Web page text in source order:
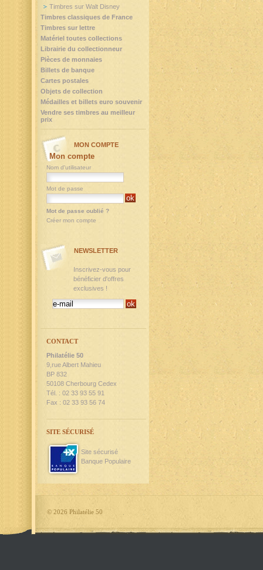
Timbres sur Walt Disney
Timbres classiques de France
Timbres sur lettre
Matériel toutes collections
Librairie du collectionneur
Pièces de monnaies
Billets de banque
Cartes postales
Objets de collection
Médailles et billets euro souvenir
Vendre ses timbres au meilleur
prix
MON COMPTE
Mon compte
Nom d'utilisateur
Mot de passe
Mot de passe oublié ?
Créer mon compte
NEWSLETTER
Inscrivez-vous pour
bénéficier d'offres
exclusives !
CONTACT
Philatélie 50
9,rue Albert Mahieu
BP 832
50108 Cherbourg Cedex
Tél. : 02 33 93 55 91
Fax : 02 33 93 56 74
SITE SÉCURISÉ
Site sécurisé
Banque Populaire
© 2026 Philatélie 50